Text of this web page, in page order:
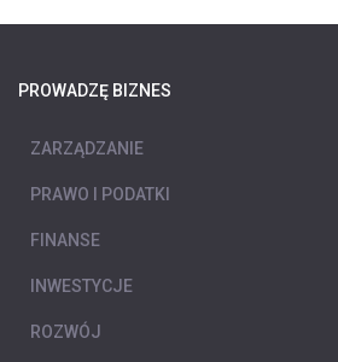
PROWADZĘ BIZNES
ZARZĄDZANIE
PRAWO I PODATKI
FINANSE
INWESTYCJE
ROZWÓJ